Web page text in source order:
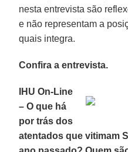
nesta entrevista são
e não representam a
quais integra.
Confira a entrevista.
IHU On-Line
– O que há
por trás dos
atentados que vitimam